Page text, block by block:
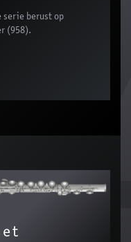
serie berust op
(958).